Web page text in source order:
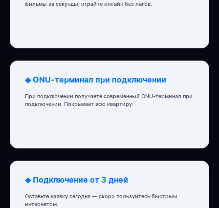
фильмы за секунды, играйте онлайн без лагов.
◈ ONU-терминал при подключении
При подключении получаете современный ONU-терминал при
подключении. Покрывает всю квартиру.
◈ Подключение от 3 дней
Оставьте заявку сегодня — скоро пользуйтесь быстрым
интернетом.